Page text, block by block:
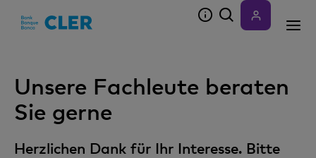
Unsere Fachleute beraten
Sie gerne
Herzlichen Dank für Ihr Interesse. Bitte